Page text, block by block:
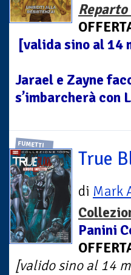
[valida sino al 14
Jarael e Zayne
s’imbarcherà con
FUMETTI
True
di Mark
Panini
[valido sino al 14